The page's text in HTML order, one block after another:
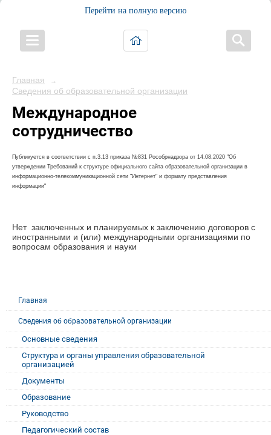
Перейти на полную версию
Главная →
Сведения об образовательной организации
Международное
сотрудничество
Публикуется в соответствии с п.3.13 приказа №831 Рособрнадзора от 14.08.2020 "Об
утверждении Требований к структуре официального сайта образовательной организации в
информационно-телекоммуникационной сети "Интернет" и формату представления
информации"
Нет заключенных и планируемых к заключению договоров с
иностранными и (или) международными организациями по
вопросам образования и науки
Главная
Сведения об образовательной организации
Основные сведения
Структура и органы управления образовательной
организацией
Документы
Образование
Руководство
Педагогический состав